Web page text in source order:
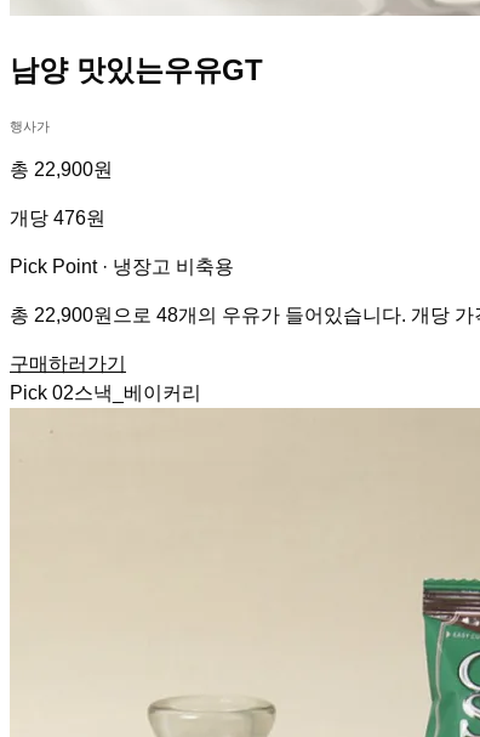
남양 맛있는우유GT
행사가
총 22,900원
개당 476원
Pick Point · 냉장고 비축용
총 22,900원으로 48개의 우유가 들어있습니다. 개당
구매하러가기
Pick 02스낵_베이커리